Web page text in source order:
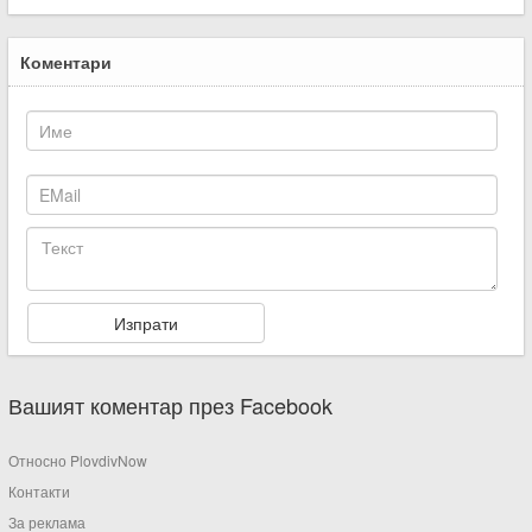
Коментари
Вашият коментар през Facebook
Относно PlovdivNow
Контакти
За реклама